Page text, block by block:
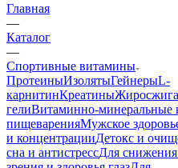
Главная
—
Каталог
—
Спортивные витамины
ПротеиныИзолятыГейнерыL-
карнитинКреатины
гелиВитаминно-минеральные
пищеваренияМужское
и концентрацииДетокс и
сна и антистрессДля снижения